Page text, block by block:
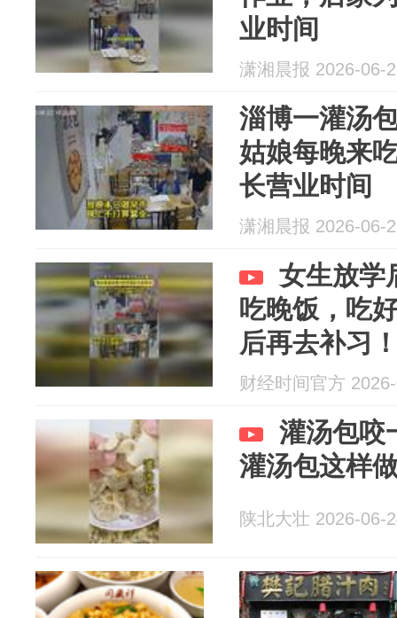
业时间
潇湘晨报 2026-06-
淄博一灌汤
姑娘每晚来
长营业时间
潇湘晨报 2026-06-
女生放学
吃晚饭，吃
后再去补习
财经时间官方
灌汤包咬
灌汤包这样
陕北大壮 2026-06-